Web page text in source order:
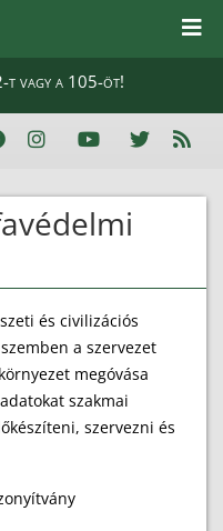
t vagy a 105-öt!
és civilizációs
a szervezet
megóvása
szakmai
szervezni és